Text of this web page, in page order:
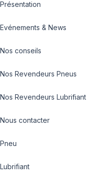
Présentation
Evénements & News
Nos conseils
Nos Revendeurs Pneus
Nos Revendeurs Lubrifiant
Nous contacter
Pneu
Lubrifiant